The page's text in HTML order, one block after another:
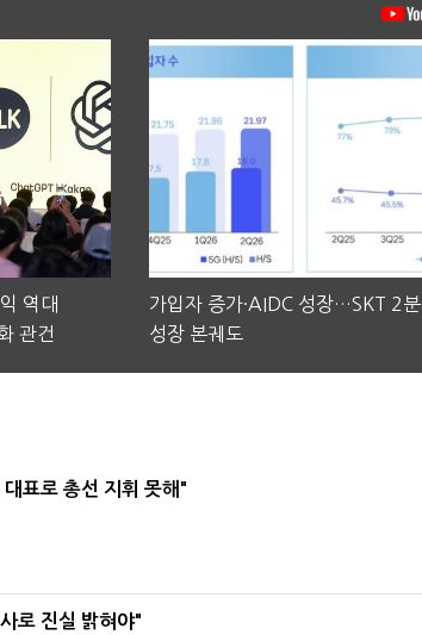
역대
관건
가입자 증가·AIDC 성장…SKT 2
성장 본궤도
표로 총선 지휘 못해"
로 진실 밝혀야"